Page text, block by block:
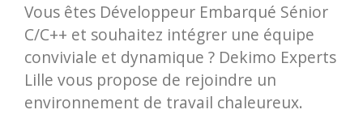
Vous êtes Développeur Embarqué Sénior
C/C++ et souhaitez intégrer une équipe
conviviale et dynamique ? Dekimo Experts
Lille vous propose de rejoindre un
environnement de travail chaleureux.